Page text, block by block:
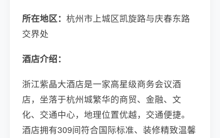
所在地区： 杭州市上城区凯旋路与庆春东路
交界处
酒店介绍：
浙江紫晶大酒店是一家高星级商务会议酒
店，坐落于杭州城繁华的商贸、金融、文
化、交通中心，地理位置优越，交通便捷。
酒店拥有309间符合国际标准、装修精致温馨